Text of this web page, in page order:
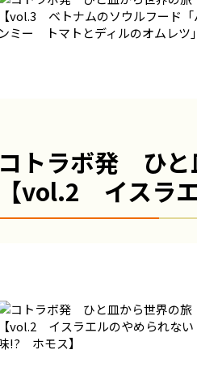
コトラボ発 ひと
【vol.2 イスラ